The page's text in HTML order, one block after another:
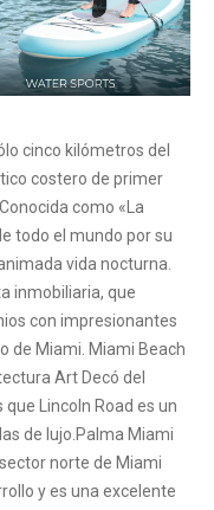
cinco kilómetros del
costero de primer
como «La
todo el mundo por su
vida nocturna.
inmobiliaria, que
con impresionantes
de Miami. Miami Beach
Art Decó del
Lincoln Road es un
de lujo. Palma Miami
norte de Miami
y es una excelente